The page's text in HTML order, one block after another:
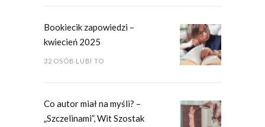
Bookiecik zapowiedzi –
kwiecień 2025
32 OSÓB LUBI TO
Co autor miał na myśli? –
„Szczelinami”, Wit Szostak